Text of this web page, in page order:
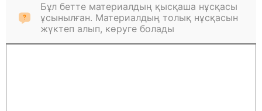
Бұл бетте материалдың қысқаша нұсқасы
ұсынылған. Материалдың толық нұсқасын
жүктеп алып, көруге болады